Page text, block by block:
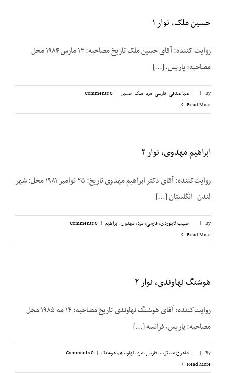
حسین ملک، نوار ۱
روایت کننده: آقای حسین ملک تاریخ مصاحبه: ۱۳ مارس ۱۹۸۴ محل
مصاحبه: پاریس، [...]
By
|
| ضیا صدقی,فارسی,مرد,ملک،‌ حسین |
0 Comments
Read More
ابراهیم مهدوی، نوار ۲
روایت‌کننده: آقای دکتر ابراهیم مهدوی تاریخ: ۲۵ نوامبر ۱۹۸۱ محل: شهر
لندن- انگلستان [...]
By
|
| حبیب لاجوردی,فارسی,مرد,مهدوی، ابراهیم |
0 Comments
Read More
هوشنگ نهاوندی، نوار ۲
روایت‌کننده: آقای هوشنگ نهاوندی تاریخ مصاحبه: ۱۴ مه ۱۹۸۵ محل
مصاحبه: پاریس، فرانسه [...]
By
|
| شاهرخ مسکوب,فارسی,مرد,نهاوندی، هوشنگ |
0 Comments
Read More